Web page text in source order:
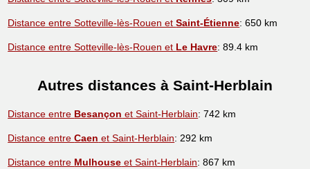
Distance entre Sotteville-lès-Rouen etSaint-Étienne: 650 km
Distance entre Sotteville-lès-Rouen et Le Havre: 89.4 km
Autres distances à Saint-Herblain
Distance entre Besançon et Saint-Herblain: 742 km
Distance entreCaen et Saint-Herblain: 292 km
Distance entre Mulhouse et Saint-Herblain: 867 km